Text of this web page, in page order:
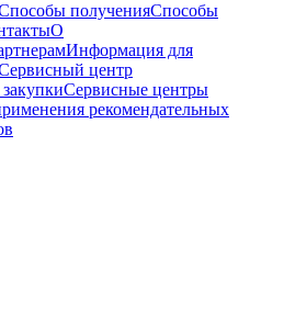
полученияСпособы
О
Информация для
центр
Сервисные центры
рекомендательных